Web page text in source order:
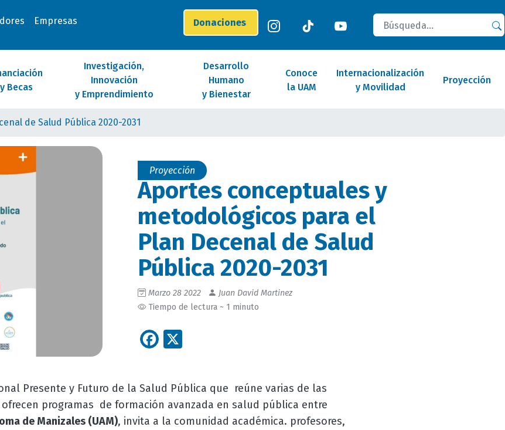
Empresas Donaciones
Buscar
y Becas
Investigación,
Innovación
y Emprendimiento
Desarrollo
Humano
y Bienestar
Conoce
la UAM
Internacionalización
y Movilidad
Proyección
de Salud Pública 2020-2031
Proyección
Aportes conceptuales y
metodológicos para el
Plan Decenal de Salud
Pública 2020-2031
Marzo 28 2022
Juan David Martinez
Tiempo de lectura ~ 1 minuto
Facebook
Presente y Futuro de la Salud Pública que reúne varias de las
programas de formación avanzada en salud pública entre
de Manizales (UAM), invita a la comunidad académica. profesores,